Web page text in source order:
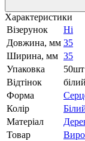
Характеристики
Візерунок
Ні
Довжина, мм 35
Ширина, мм 35
Упаковка
50шт
Відтінок
білий
Форма
Колір
Матеріал
Товар